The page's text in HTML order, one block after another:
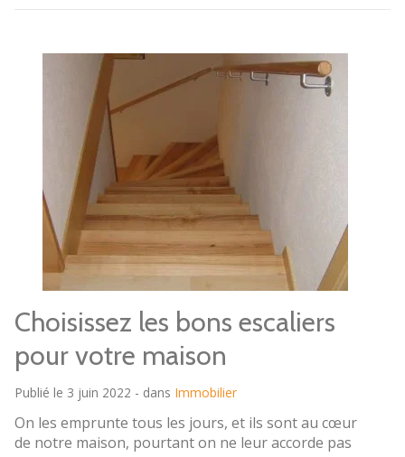
Choisissez les bons escaliers
pour votre maison
Publié le 3 juin 2022 - dans Immobilier
On les emprunte tous les jours, et ils sont au cœur
de notre maison, pourtant on ne leur accorde pas